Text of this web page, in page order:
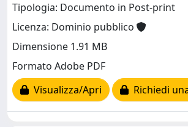
Tipologia: Documento in Post-print
Licenza: Dominio pubblico
Dimensione 1.91 MB
Formato Adobe PDF
Visualizza/Apri
Richiedi